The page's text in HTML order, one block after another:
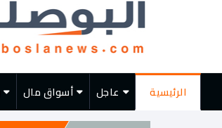
الرئيسية عاجل أسواق مال